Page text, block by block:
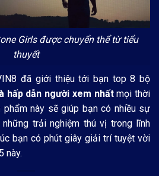
Girls được chuyển thể từ tiểu
thuyết
đã giới thiệu tới bạn top 8 bộ
hấp dẫn người xem nhấtmọi thời
này sẽ giúp bạn có nhiều sự
trải nghiệm thú vị trong lĩnh
bạn có phút giây giải trí tuyệt vời
này.